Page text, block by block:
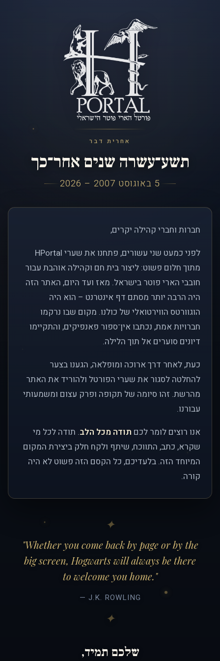
אחרית דבר
תשע־עשרה שנים אחר־כך
5 באוגוסט 2007 – 2026
חברות וחברי קהילה יקרים,
לפני כמעט שני עשורים, פתחנו את שערי HPortal
מתוך חלום פשוט: ליצור בית חם וקהילה אוהבת עבור
חובבי הארי פוטר בישראל. מאז ועד היום, האתר הזה
היה הרבה יותר מסתם דף אינטרנט – הוא היה
הוגוורטס הווירטואלי של כולנו. מקום שבו נרקמו
חברויות אמת, נכתבו אין־ספור פאנפיקים, והתקיימו
דיונים סוערים אל תוך הלילה.
כעת, לאחר דרך ארוכה ומופלאה, הגענו בצער
להחלטה לסגור את שערי הפורטל ולהוריד את האתר
מהרשת. זהו סיומה של תקופה ופרק עצום ומשמעותי
עבורנו.
אנו רוצים לומר לכם תודה מכל הלב. תודה לכל מי
שקרא, כתב, התווכח, שיתף ולקח חלק ביצירת המקום
המיוחד הזה. בלעדיכם, כל הקסם הזה פשוט לא היה
קורה.
"Whether you come back by page or by the
big screen, Hogwarts will always be there
to welcome you home."
— J.K. ROWLING
שלכם תמיד,